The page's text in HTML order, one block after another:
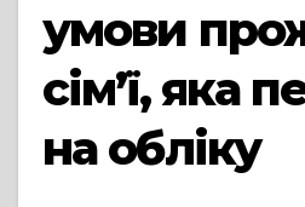
умови
сім’ї, яка
на обліку